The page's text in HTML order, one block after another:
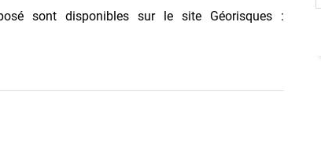
sont disponibles sur le site Géorisques :